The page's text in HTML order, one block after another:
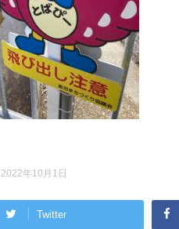
2022年10月1日
Twitter